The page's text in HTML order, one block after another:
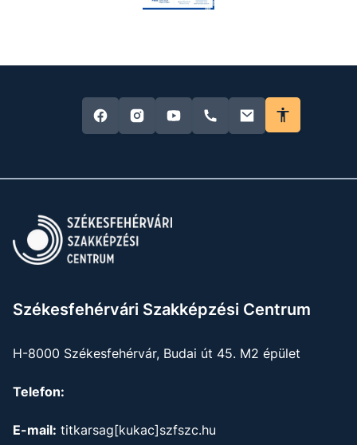
Székesfehérvári Szakképzési Centrum
H-8000 Székesfehérvár, Budai út 45. M2 épület
Telefon:
E-mail: titkarsag[kukac]szfszc.hu